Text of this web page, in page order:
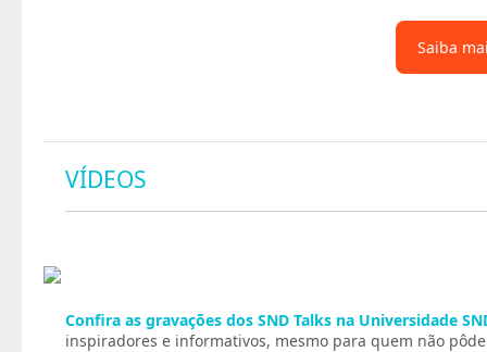
Saiba
VÍDEOS
Confira as gravações dos SND Talks na Universidade
inspiradores e informativos, mesmo para quem não